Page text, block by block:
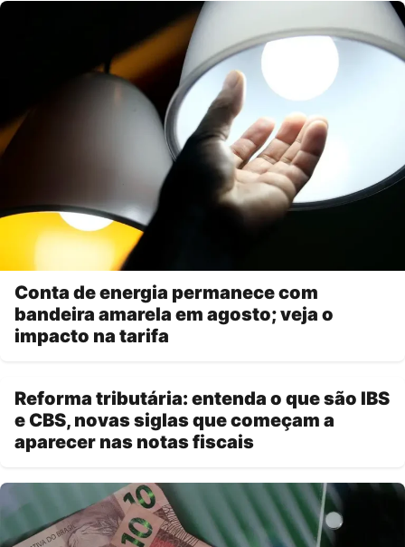
Conta de energia permanece com
bandeira amarela em agosto; veja o
impacto na tarifa
Reforma tributária: entenda o que são IBS
e CBS, novas siglas que começam a
aparecer nas notas fiscais